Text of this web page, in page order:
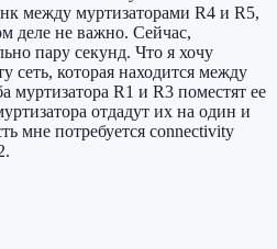
между муртизаторами R4 и R5,
деле не важно. Сейчас,
пару секунд. Что я хочу
сеть, которая находится между
муртизатора R1 и R3 поместят ее
отдадут их на один и
мне потребуется connectivity